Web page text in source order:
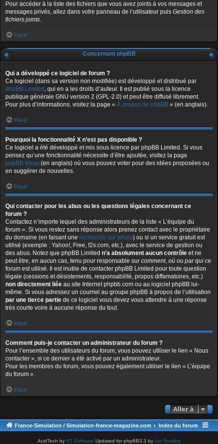
Pour accéder à la liste des fichiers que vous avez joints à vos messages et
messages privés, allez dans votre panneau de l’utilisateur puis Gestion des
fichiers joints.
Haut
Concernant phpBB
Qui a développé ce logiciel de forum ?
Ce logiciel (dans sa version non modifiée) est développé et distribué par
phpBB Limited , qui en a les droits d’auteur. Il est publié sous la licence
publique générale GNU version 2 (GPL-2.0) et peut être diffusé librement.
Pour plus d’informations, visitez la page « À propos de phpBB » (en anglais).
Haut
Pourquoi la fonctionnalité X n’est pas disponible ?
Ce logiciel a été développé et mis sous licence par phpBB Limited. Si vous
pensez qu’une fonctionnalité nécessite d’être ajoutée, visitez la page
phpBB Ideas (en anglais) où vous pouvez voter pour des idées proposées ou
en suggérer de nouvelles.
Haut
Qui contacter pour les abus ou les questions légales concernant ce
forum ?
Contactez n’importe lequel des administrateurs de la liste « L’équipe du
forum ». Si vous restez sans réponse alors prenez contact avec le propriétaire
du domaine (en faisant une recherche sur whois) ou si un service gratuit est
utilisé (exemple : Yahoo!, Free, f2s.com, etc.), avec le service de gestion ou
des abus. Notez que phpBB Limited n’a absolument aucun contrôle et ne
peut être, en aucun cas, tenu pour responsable sur comment, où ou par qui ce
forum est utilisé. Il est inutile de contacter phpBB Limited pour toute question
légale (cessions et désistements, responsabilité, propos diffamatoires, etc.)
non directement liée au site Internet phpbb.com ou au logiciel phpBB lui-
même. Si vous adressez un courriel au groupe phpBB à propos de l’utilisation
par une tierce partie de ce logiciel vous devez vous attendre à une réponse
très courte voire à aucune réponse du tout.
Haut
Comment puis-je contacter un administrateur du forum ?
Pour l’ensemble des utilisateurs du forum, vous pouvez utiliser le lien « Nous
contacter », si ce dernier a été activé par un administrateur.
Pour les membres du forum, vous pouvez également utiliser le lien « L’équipe
du forum ».
Haut
Aller à
France-Simulation / Simulation-france-magazine.com Index du forum
AcidTech by ST Software Updated for phpBB3.3 by Ian Bradley